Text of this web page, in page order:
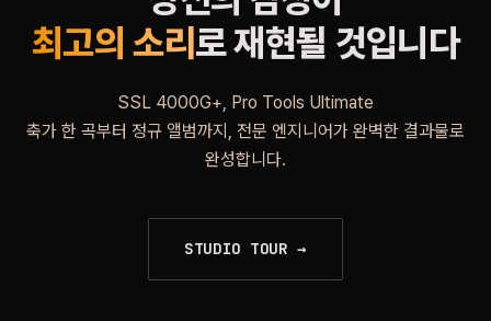
최고의 소리 로 재현될 것입니다
SSL 4000G+, Pro Tools Ultimate
축가 한 곡부터 정규 앨범까지, 전문 엔지니어가 완벽한 결과물로
완성합니다.
STUDIO TOUR →